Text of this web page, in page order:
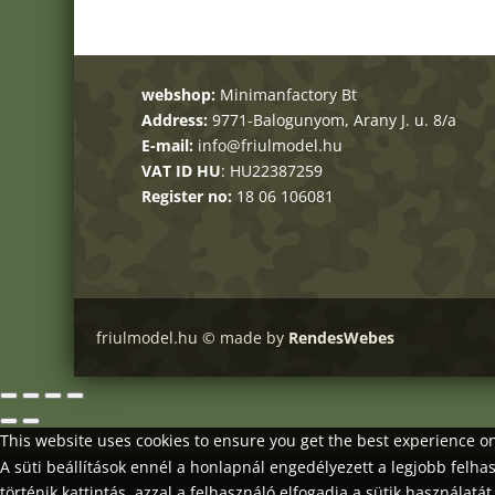
webshop: Minimanfactory Bt
Address: 9771-Balogunyom, Arany J. u. 8/a
E-mail: info@friulmodel.hu
VAT ID HU: HU22387259
Register no:18 06 106081
friulmodel.hu © made by RendesWebes
This website uses cookies to ensure you get the best experience
A süti beállítások ennél a honlapnál engedélyezett a legjobb